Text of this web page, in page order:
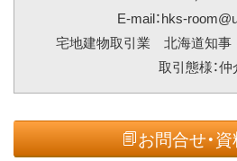
E-mail：hks-
宅地建物取引業 北海道知事
取引態様：仲
お問合せ・